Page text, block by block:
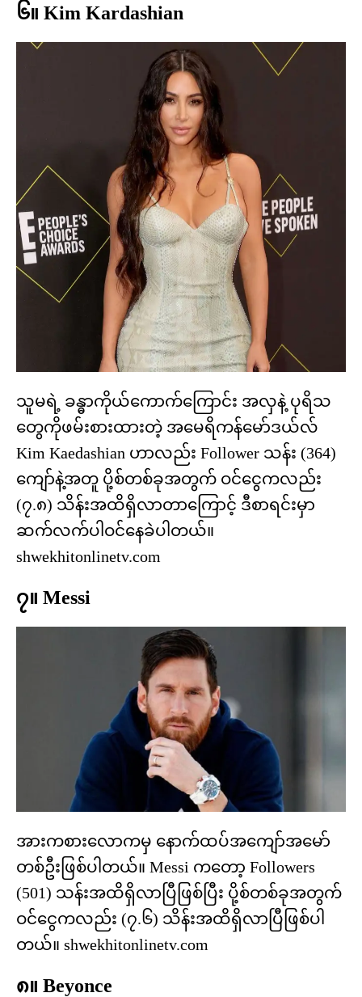
၆။ Kim Kardashian
သူမရဲ့ ခန္ဓာကိုယ်ကောက်ကြောင်း အလှနဲ့ ပုရိသ
တွေကိုဖမ်းစားထားတဲ့ အမေရိကန်မော်ဒယ်လ်
Kim Kaedashian ဟာလည်း Follower သန်း (364)
ကျော်နဲ့အတူ ပို့စ်တစ်ခုအတွက် ဝင်ငွေကလည်း
(၇.၈) သိန်းအထိရှိလာတာကြောင့် ဒီစာရင်းမှာ
ဆက်လက်ပါဝင်နေခဲပါတယ်။
shwekhitonlinetv.com
၇။ Messi
အားကစားလောကမှ နောက်ထပ်အကျော်အမော်
တစ်ဦးဖြစ်ပါတယ်။ Messi ကတော့ Followers
(501) သန်းအထိရှိလာပြီဖြစ်ပြီး ပို့စ်တစ်ခုအတွက်
ဝင်ငွေကလည်း (၇.၆) သိန်းအထိရှိလာပြီဖြစ်ပါ
တယ်။ shwekhitonlinetv.com
၈။ Beyonce